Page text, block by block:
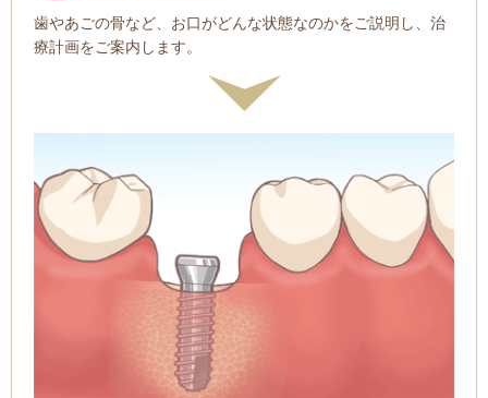
歯やあごの骨など、お口がどんな状態なのかをご説明し、治
療計画をご案内します。